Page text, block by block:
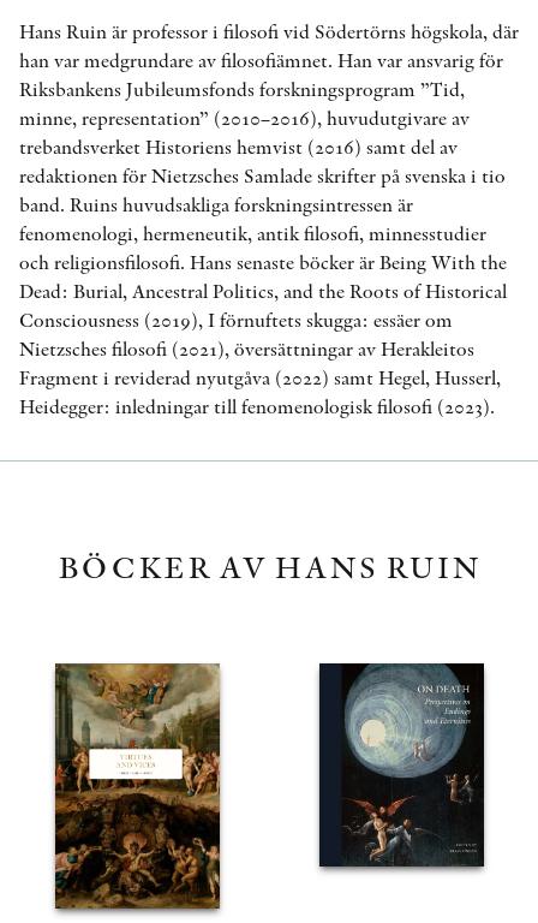
Hans Ruin är professor i filosofi vid Södertörns högskola, där
han var medgrundare av filosofiämnet. Han var ansvarig för
Riksbankens Jubileumsfonds forskningsprogram ”Tid,
minne, representation” (2010–2016), huvudutgivare av
trebandsverket Historiens hemvist (2016) samt del av
redaktionen för Nietzsches Samlade skrifter på svenska i tio
band. Ruins huvudsakliga forskningsintressen är
fenomenologi, hermeneutik, antik filosofi, minnesstudier
och religionsfilosofi. Hans senaste böcker är Being With the
Dead: Burial, Ancestral Politics, and the Roots of Historical
Consciousness (2019), I förnuftets skugga: essäer om
Nietzsches filosofi (2021), översättningar av Herakleitos
Fragment i reviderad nyutgåva (2022) samt Hegel, Husserl,
Heidegger: inledningar till fenomenologisk filosofi (2023).
BÖCKER AV HANS RUIN